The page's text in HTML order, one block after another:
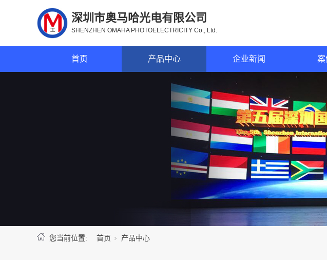
深圳市奥马哈光电有限公司
SHENZHEN OMAHA PHOTOELECTRICITY Co., Ltd.
首页 产品中心 企业新闻 案
您当前位置: 首页 产品中心